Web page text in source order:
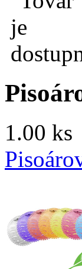
1.00 ks